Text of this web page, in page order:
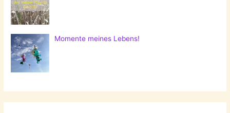
Momente meines Lebens!